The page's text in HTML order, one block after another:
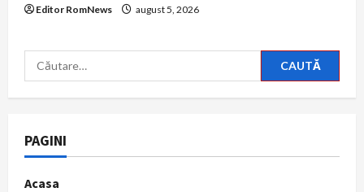
Editor RomNews august 5, 2026
Caută
după:
PAGINI
Acasa